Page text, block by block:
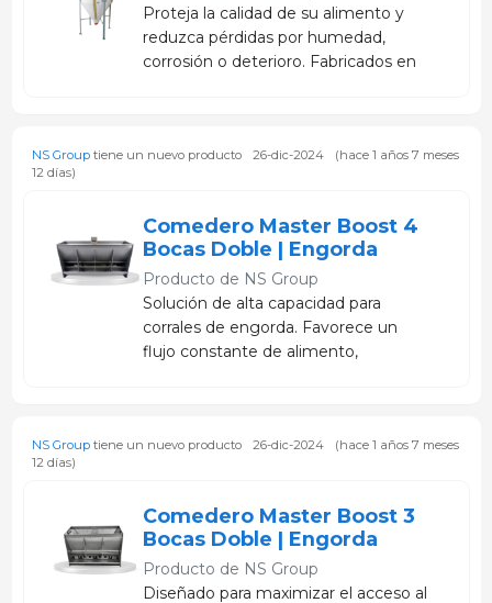
Proteja la calidad de su alimento y
reduzca pérdidas por humedad,
corrosión o deterioro. Fabricados en
seguro y eficiente del alimento en
NS Grouptiene un nuevo producto 26-dic-2024
(hace 1 años 7 meses
12 días)
Comedero Master Boost 4
Bocas Doble | Engorda
Producto de NS Group
Solución de alta capacidad para
corrales de engorda. Favorece un
flujo constante de alimento,
NS Grouptiene un nuevo producto 26-dic-2024
(hace 1 años 7 meses
12 días)
Comedero Master Boost 3
Bocas Doble | Engorda
Producto de NS Group
Diseñado para maximizar el acceso al